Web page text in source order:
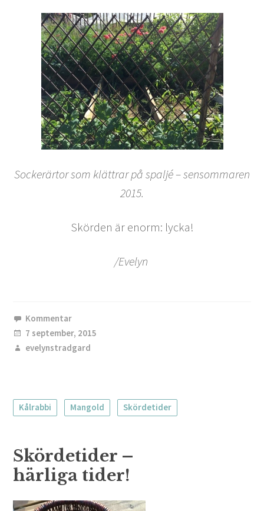
Sockerärtor som klättrar på spaljé – sensommaren
2015.
Skörden är enorm: lycka!
/Evelyn
Kommentar
7 september, 2015
evelynstradgard
Kålrabbi Mangold Skördetider
Skördetider –
härliga tider!